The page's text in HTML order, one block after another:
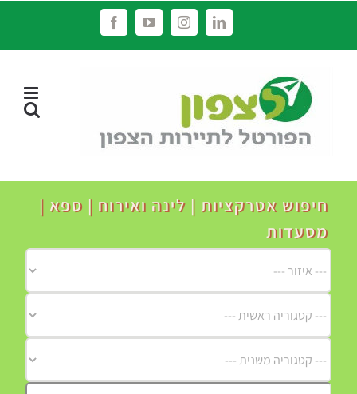
LinkedIn
Instagram
YouTube
Facebook
חיפוש אטרקציות | לינה ואירוח | ספא |
מסעדות